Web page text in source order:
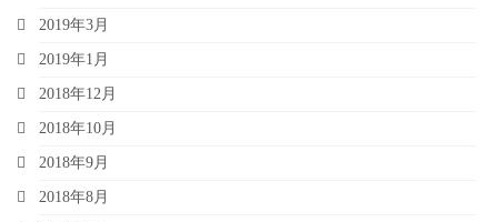
2019年3月
2019年1月
2018年12月
2018年10月
2018年9月
2018年8月